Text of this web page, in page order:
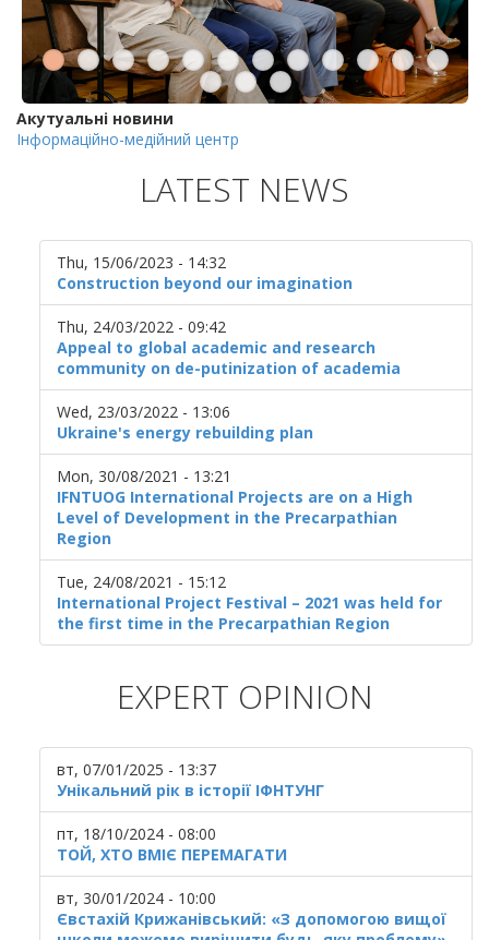
Акутуальні новини
Інформаційно-медійний центр
LATEST NEWS
Thu, 15/06/2023 - 14:32
Construction beyond our imagination
Thu, 24/03/2022 - 09:42
Appeal to global academic and research
community on de-putinization of academia
Wed, 23/03/2022 - 13:06
Ukraine's energy rebuilding plan
Mon, 30/08/2021 - 13:21
IFNTUOG International Projects are on a High
Level of Development in the Precarpathian
Region
Tue, 24/08/2021 - 15:12
International Project Festival – 2021 was held for
the first time in the Precarpathian Region
EXPERT OPINION
вт, 07/01/2025 - 13:37
Унікальний рік в історії ІФНТУНГ
пт, 18/10/2024 - 08:00
ТОЙ, ХТО ВМІЄ ПЕРЕМАГАТИ
вт, 30/01/2024 - 10:00
Євстахій Крижанівський: «З допомогою вищої